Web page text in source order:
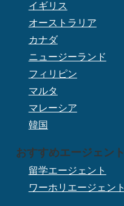
イギリス
オーストラリア
カナダ
ニュージーランド
フィリピン
マルタ
マレーシア
韓国
おすすめエージェント
留学エージェント
ワーホリエージェント